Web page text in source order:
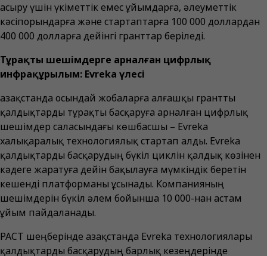
асыру үшін үкіметтік емес ұйымдарға, әлеуметтік
кәсіпорындарға және стартаптарға 100 000 доллардан
400 000 долларға дейінгі гранттар беріледі.
Тұрақты шешімдерге арналған цифрлық
инфрақұрылым: Evreka үлесі
Қазақстанда осындай жобаларға алғашқы грантты
қалдықтарды тұрақты басқаруға арналған цифрлық
шешімдер саласындағы көшбасшы – Evreka
халықаралық технологиялық стартап алды. Evreka
қалдықтарды басқарудың бүкіл циклін қалдық көзінен
кәдеге жаратуға дейін бақылауға мүмкіндік беретін
кешенді платформаны ұсынады. Компанияның
шешімдерін бүкіл әлем бойынша 10 000-нан астам
ұйым пайдаланады.
PACT шеңберінде Қазақстанда Evreka технологиялары
қалдықтарды басқарудың барлық кезеңдерінде